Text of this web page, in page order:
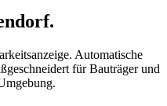
.
Automatische
für Bauträger und